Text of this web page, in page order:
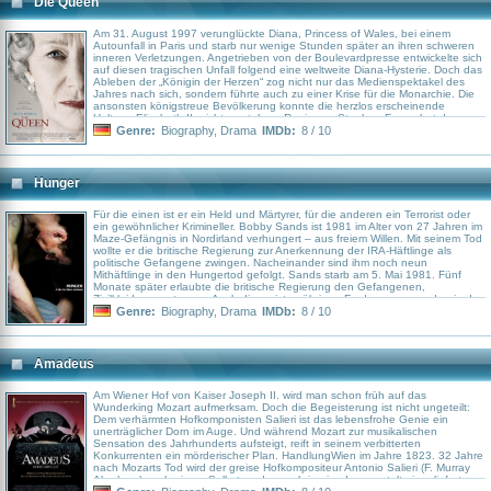
Am 31. August 1997 verunglückte Diana, Princess of Wales, bei einem
Autounfall in Paris und starb nur wenige Stunden später an ihren schweren
inneren Verletzungen. Angetrieben von der Boulevardpresse entwickelte sich
auf diesen tragischen Unfall folgend eine weltweite Diana-Hysterie. Doch das
Ableben der „Königin der Herzen“ zog nicht nur das Medienspektakel des
Jahres nach sich, sondern führte auch zu einer Krise für die Monarchie. Die
ansonsten königstreue Bevölkerung konnte die herzlos erscheinende
Haltung Elisabeth II. nicht verstehen. Regisseur Stephen Frears hat den
Fokus seines Biographie-Dramas „The Queen“ nun genau auf diese politisch
Genre: Biography, Drama IMDb: 8 / 10
Hunger
Für die einen ist er ein Held und Märtyrer, für die anderen ein Terrorist oder
ein gewöhnlicher Krimineller. Bobby Sands ist 1981 im Alter von 27 Jahren im
Maze-Gefängnis in Nordirland verhungert – aus freiem Willen. Mit seinem Tod
wollte er die britische Regierung zur Anerkennung der IRA-Häftlinge als
politische Gefangene zwingen. Nacheinander sind ihm noch neun
Mithäftlinge in den Hungertod gefolgt. Sands starb am 5. Mai 1981. Fünf
Monate später erlaubte die britische Regierung den Gefangenen,
Zivilkleidung zu tragen. Auch die meisten übrigen Forderungen wurden in der
Folgezeit erfüllt, wenn die IRA-Häftlinge auch nie offiziell als politische
Genre: Biography, Drama IMDb: 8 / 10
Amadeus
Am Wiener Hof von Kaiser Joseph II. wird man schon früh auf das
Wunderking Mozart aufmerksam. Doch die Begeisterung ist nicht ungeteilt:
Dem verhärmten Hofkomponisten Salieri ist das lebensfrohe Genie ein
unerträglicher Dorn im Auge. Und während Mozart zur musikalischen
Sensation des Jahrhunderts aufsteigt, reift in seinem verbitterten
Konkurrenten ein mörderischer Plan. HandlungWien im Jahre 1823. 32 Jahre
nach Mozarts Tod wird der greise Hofkompositeur Antonio Salieri (F. Murray
Abraham) nach einem Selbstmordversuch in eine Irrenanstalt eingeliefert.